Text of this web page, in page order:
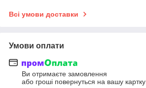
Всі умови доставки
Умови оплати
Ви отримаєте замовлення
або гроші повернуться на вашу картку